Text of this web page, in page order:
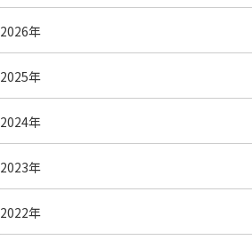
2026年
2025年
2024年
2023年
2022年